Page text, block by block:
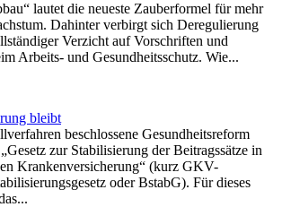
lautet die neueste Zauberformel für mehr
Dahinter verbirgt sich Deregulierung
Verzicht auf Vorschriften und
Arbeits- und Gesundheitsschutz. Wie...
bleibt
beschlossene Gesundheitsreform
zur Stabilisierung der Beitragssätze in
Krankenversicherung“ (kurz GKV-
oder BstabG). Für dieses